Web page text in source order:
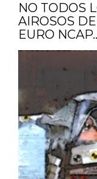
NO TODOS
AIROSOS
EURO